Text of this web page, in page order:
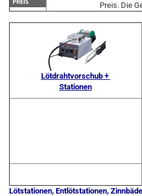
Preis. Die
Lötdrahtvorschub +
Stationen
Lötstationen, Entlötstationen,